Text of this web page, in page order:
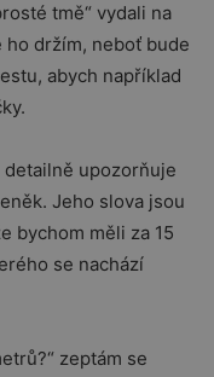
tmě“ vydali na
ho držím, neboť bude
abych například
detailně upozorňuje
Jeho slova jsou
bychom měli za 15
se nachází
zeptám se